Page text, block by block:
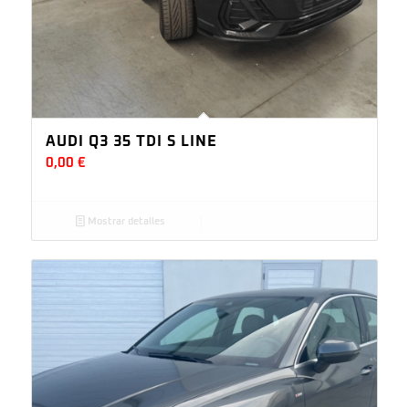
AUDI Q3 35 TDI S LINE
0,00 €
Mostrar detalles